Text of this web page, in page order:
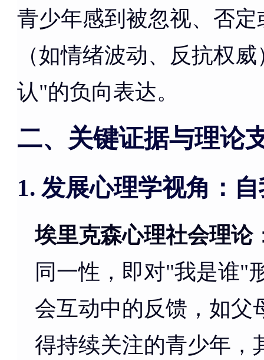
青少年感到被忽视、否
（如情绪波动、反抗权
认"的负向表达。
二、关键证据与理论
1. 发展心理学视角：
埃里克森心理社会理论
同一性，即对"我是谁"
会互动中的反馈，如父
得持续关注的青少年，